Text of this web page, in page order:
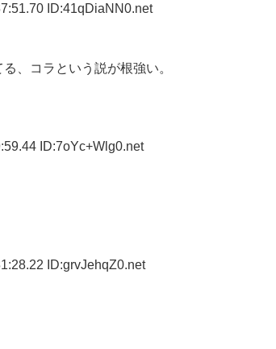
ID:41qDiaNN0.net
、コラという説が根強い。
ID:7oYc+Wlg0.net
ID:grvJehqZ0.net